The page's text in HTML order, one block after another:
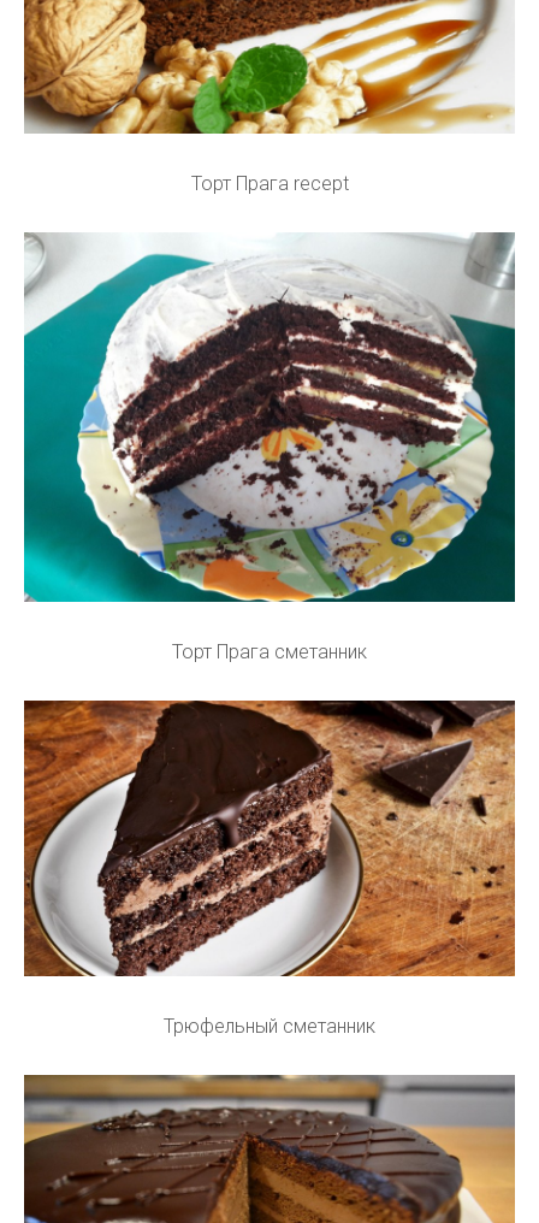
Торт Прага recept
Торт Прага сметанник
Трюфельный сметанник